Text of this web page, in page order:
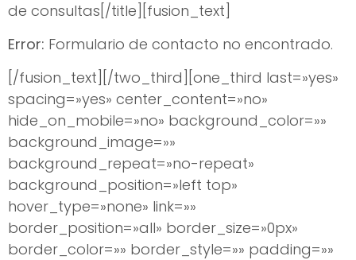
de consultas[/title][fusion_text]
Error: Formulario de contacto no encontrado.
[/fusion_text][/two_third][one_third last=»yes»
spacing=»yes» center_content=»no»
hide_on_mobile=»no» background_color=»»
background_image=»»
background_repeat=»no-repeat»
background_position=»left top»
hover_type=»none» link=»»
border_position=»all» border_size=»0px»
border_color=»» border_style=»» padding=»»